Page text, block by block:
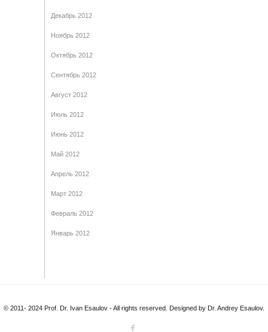
Декабрь 2012
Ноябрь 2012
Октябрь 2012
Сентябрь 2012
Август 2012
Июль 2012
Июнь 2012
Май 2012
Апрель 2012
Март 2012
Февраль 2012
Январь 2012
© 2011- 2024 Prof. Dr. Ivan Esaulov - All rights reserved. Designed by Dr. Andrey Esaulov.